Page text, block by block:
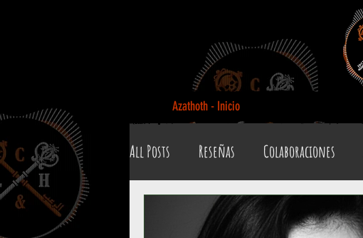
Azathoth - Inicio
All Posts Reseñas Colaboraciones
Biografías y datos De Boca del Loco